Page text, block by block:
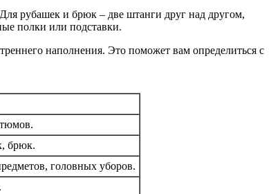
рубашек и брюк – две штанги друг над другом,
полки или подставки.
наполнения. Это поможет вам определиться с
брюк.
головных уборов.